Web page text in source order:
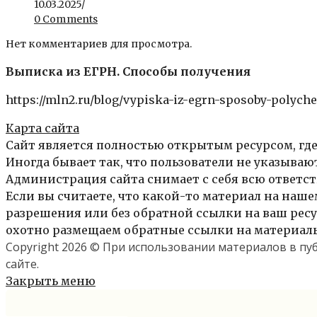
10.03.2025/
0 Comments
Нет комментариев для просмотра.
Выписка из ЕГРН. Способы получения
https://mln2.ru/blog/vypiska-iz-egrn-sposoby-
Карта сайта
Сайт является полностью открытым ресурсом,
Иногда бывает так, что пользователи не
Администрация сайта снимает с себя всю
Если вы считаете, что какой-то материал на
разрешения или без обратной ссылки на ваш
охотно размещаем обратные ссылки на
Copyright 2026 © При использовании материалов в
сайте.
Закрыть меню